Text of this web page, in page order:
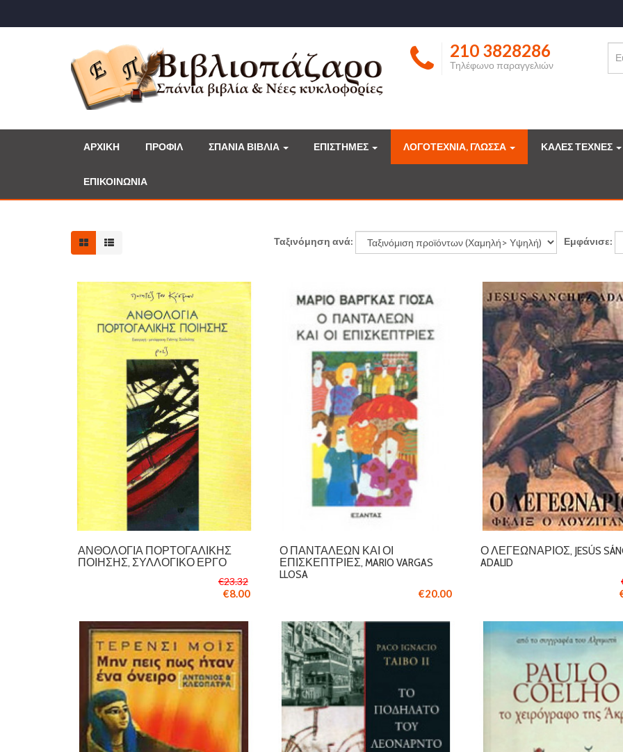
210 3828286
Τηλέφωνο παραγγελιών
ΑΡΧΙΚΗ ΠΡΟΦΙΛ ΣΠΑΝΙΑ ΒΙΒΛΙΑ ΕΠΙΣΤΗΜΕΣ ΛΟΓΟΤΕΧΝΙΑ, ΓΛΩΣΣΑ ΚΑΛΕΣ ΤΕΧΝΕΣ
ΕΠΙΚΟΙΝΩΝΙΑ
Εμφάνισε:
Ταξινόμηση ανά:
ΑΝΘΟΛΟΓΊΑ ΠΟΡΤΟΓΑΛΙΚΉΣ
ΠΟΊΗΣΗΣ, ΣΥΛΛΟΓΙΚΌ ΈΡΓΟ
€23.32
€8.00
Ο ΠΑΝΤΑΛΈΩΝ ΚΑΙ ΟΙ
ΕΠΙΣΚΈΠΤΡΙΕΣ, MARIO VARGAS
LLOSA
€20.00
Ο ΛΕΓΕΩΝΆΡΙΟΣ, JESÚS
ADALID